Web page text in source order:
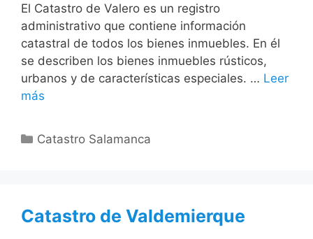
El Catastro de Valero es un registro
administrativo que contiene información
catastral de todos los bienes inmuebles. En él
se describen los bienes inmuebles rústicos,
urbanos y de características especiales. … Leer
más
Categorías
Catastro Salamanca
Catastro de Valdemierque